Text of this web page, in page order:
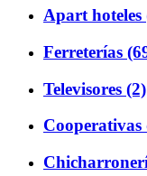
Apart hoteles
Ferreterías
Televisores (2)